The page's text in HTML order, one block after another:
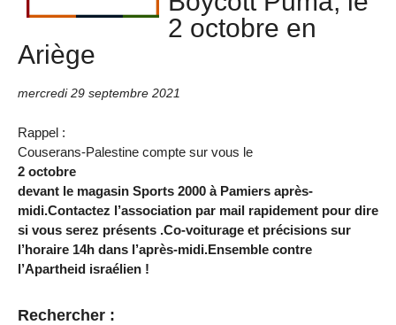
2 octobre en
Ariège
mercredi 29 septembre 2021
Rappel :
Couserans-Palestine compte sur vous le
2 octobre
devant le magasin Sports 2000 à Pamiers après-
midi.Contactez l’association par mail rapidement pour dire
si vous serez présents .Co-voiturage et précisions sur
l’horaire 14h dans l’après-midi.Ensemble contre
l’Apartheid israélien !
Rechercher :